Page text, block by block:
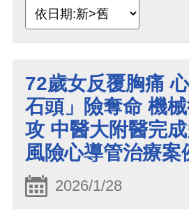
72歲女反覆胸痛
石頭」險奪命 機
攻 中醫大附醫完
風險心導管治療案
2026/1/28